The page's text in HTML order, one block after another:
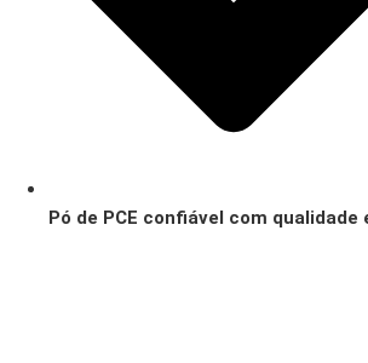
Pó de PCE confiável com qualidade